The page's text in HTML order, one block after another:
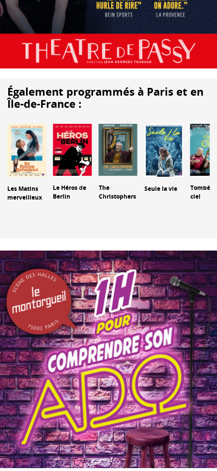
Également programmés à Paris et en
Île-de-France :
Les Matins
merveilleux
Le Héros de
Berlin
The
Christophers
Seule la vie
Tombé
ciel